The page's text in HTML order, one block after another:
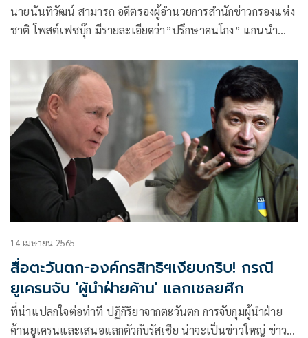
นายนันทิวัฒน์​ สามารถ ​อดีตรองผู้อำนวยการสำนักข่าวกรองแห่ง
ชาติ โพสต์เฟซบุ๊ก​ มีรายละเอียดว่า​”ปรึกษาคนโกง” แกนนำ
14 เมษายน 2565
สื่อตะวันตก-องค์กรสิทธิฯเงียบกริบ! กรณี
ยูเครนจับ 'ผู้นำฝ่ายค้าน' แลกเชลยศึก
ที่น่าแปลกใจต่อท่าที ปฏิกิริยาจากตะวันตก การจับกุมผู้นำฝ่าย
ค้านยูเครนและเสนอแลกตัวกับรัสเซีย น่าจะเป็นข่าวใหญ่ ข่าวที่